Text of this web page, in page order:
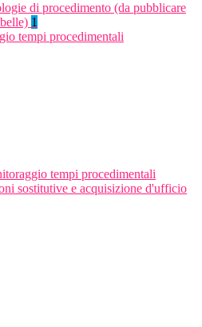
di procedimento (da pubblicare
1
tempi procedimentali
tempi procedimentali
sostitutive e acquisizione d'ufficio